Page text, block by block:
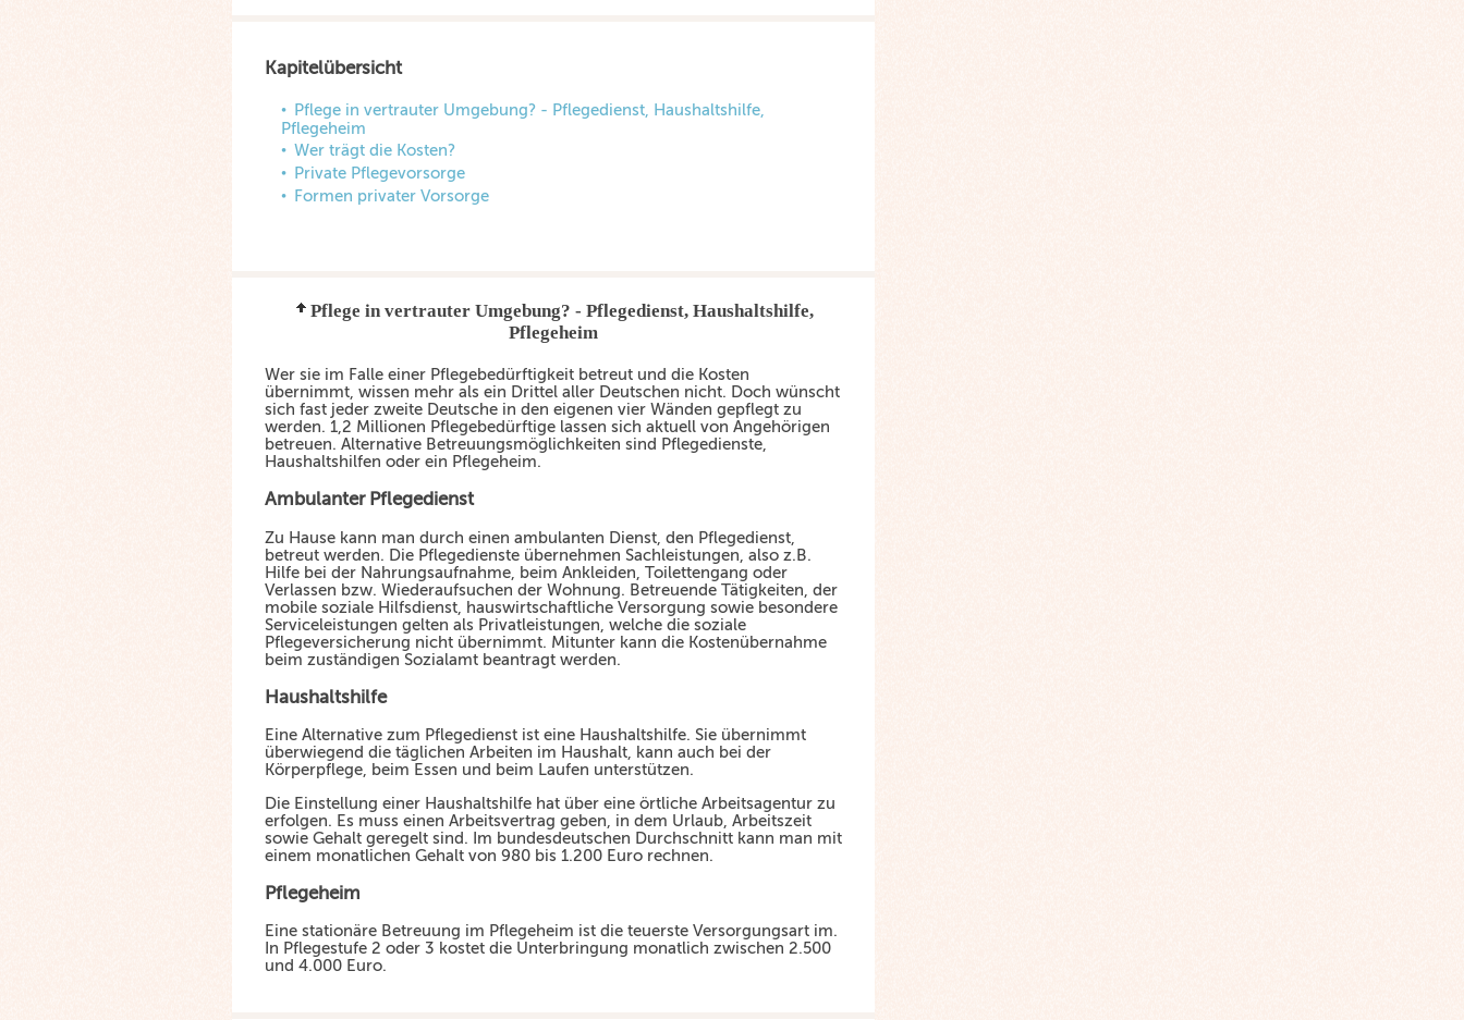
Kapitelübersicht
Pflege in vertrauter Umgebung? - Pflegedienst, Haushaltshilfe,
Pflegeheim
Wer trägt die Kosten?
Private Pflegevorsorge
Formen privater Vorsorge
Pflege in vertrauter Umgebung? - Pflegedienst, Haushaltshilfe,
Pflegeheim
Wer sie im Falle einer Pflegebedürftigkeit betreut und die Kosten
übernimmt, wissen mehr als ein Drittel aller Deutschen nicht. Doch wünscht
sich fast jeder zweite Deutsche in den eigenen vier Wänden gepflegt zu
werden. 1,2 Millionen Pflegebedürftige lassen sich aktuell von Angehörigen
betreuen. Alternative Betreuungsmöglichkeiten sind Pflegedienste,
Haushaltshilfen oder ein Pflegeheim.
Ambulanter Pflegedienst
Zu Hause kann man durch einen ambulanten Dienst, den Pflegedienst,
betreut werden. Die Pflegedienste übernehmen Sachleistungen, also z.B.
Hilfe bei der Nahrungsaufnahme, beim Ankleiden, Toilettengang oder
Verlassen bzw. Wiederaufsuchen der Wohnung. Betreuende Tätigkeiten, der
mobile soziale Hilfsdienst, hauswirtschaftliche Versorgung sowie besondere
Serviceleistungen gelten als Privatleistungen, welche die soziale
Pflegeversicherung nicht übernimmt. Mitunter kann die Kostenübernahme
beim zuständigen Sozialamt beantragt werden.
Haushaltshilfe
Eine Alternative zum Pflegedienst ist eine Haushaltshilfe. Sie übernimmt
überwiegend die täglichen Arbeiten im Haushalt, kann auch bei der
Körperpflege, beim Essen und beim Laufen unterstützen.
Die Einstellung einer Haushaltshilfe hat über eine örtliche Arbeitsagentur zu
erfolgen. Es muss einen Arbeitsvertrag geben, in dem Urlaub, Arbeitszeit
sowie Gehalt geregelt sind. Im bundesdeutschen Durchschnitt kann man mit
einem monatlichen Gehalt von 980 bis 1.200 Euro rechnen.
Pflegeheim
Eine stationäre Betreuung im Pflegeheim ist die teuerste Versorgungsart im.
In Pflegestufe 2 oder 3 kostet die Unterbringung monatlich zwischen 2.500
und 4.000 Euro.